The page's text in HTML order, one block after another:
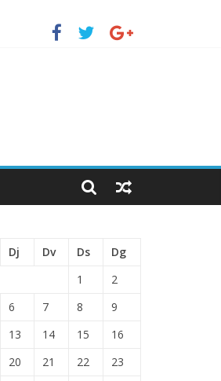
Dj Dv Ds
Dg
1
2
6 7 8
9
13 14 15
16
20 21 22
23